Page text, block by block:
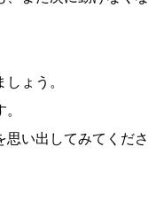
ょう。
思い出してみてくだ